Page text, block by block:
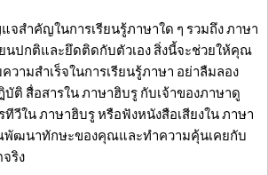
สำคัญในการเรียนรู้ภาษาใด ๆ รวมถึง ภาษา
ยนปกติและยึดติดกับตัวเอง สิ่งนี้จะช่วยให้คุณ
วามสำเร็จในการเรียนรู้ภาษา อย่าลืมลอง
ติ สื่อสารใน ภาษาฮิบรู กับเจ้าของภาษาดู
วีใน ภาษาฮิบรู หรือฟังหนังสือเสียงใน ภาษา
พัฒนาทักษะของคุณและทำความคุ้นเคยกับ
ริง